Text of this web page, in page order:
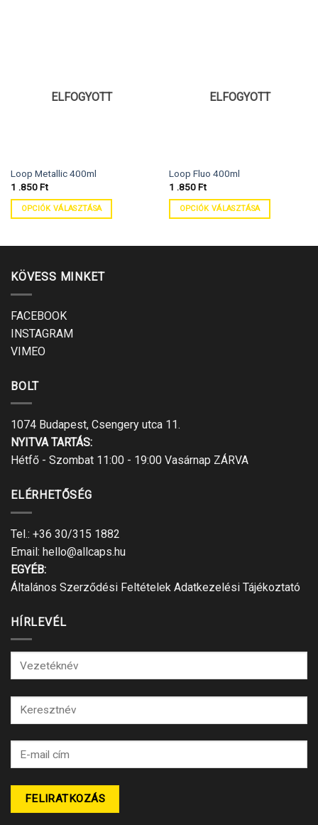
ELFOGYOTT
Loop Metallic 400ml
1 .850Ft
OPCIÓK VÁLASZTÁSA
ELFOGYOTT
Loop Fluo 400ml
1 .850Ft
OPCIÓK VÁLASZTÁSA
KÖVESS MINKET
FACEBOOK
INSTAGRAM
VIMEO
BOLT
1074 Budapest, Csengery utca 11.
NYITVA TARTÁS:
Hétfő - Szombat 11:00 - 19:00 Vasárnap ZÁRVA
ELÉRHETŐSÉG
Tel.: +36 30/315 1882
Email: hello@allcaps.hu
EGYÉB:
Általános Szerződési Feltételek Adatkezelési Tájékoztató
HÍRLEVÉL